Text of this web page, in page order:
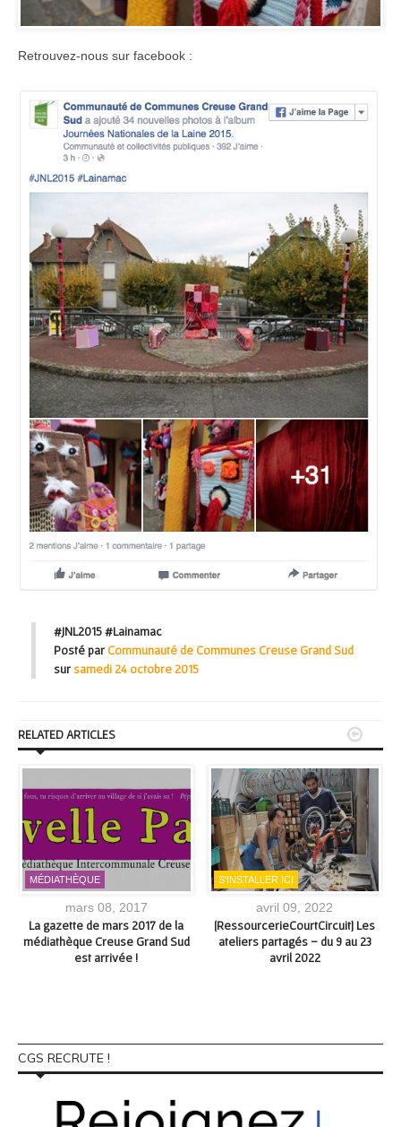
Retrouvez-nous sur facebook :
#JNL2015 #Lainamac
Posté par Communauté de Communes Creuse Grand Sud
sur samedi 24 octobre 2015
RELATED ARTICLES
MÉDIATHÈQUE
mars 08, 2017
La gazette de mars 2017 de la
médiathèque Creuse Grand Sud
est arrivée !
S'INSTALLER ICI
avril 09, 2022
[RessourcerieCourtCircuit] Les
ateliers partagés – du 9 au 23
avril 2022

CGS RECRUTE !